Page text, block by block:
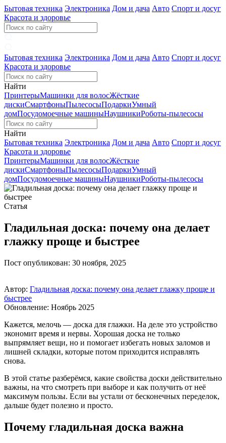
Бытовая техника Электроника Дом и дача Авто Спорт и досуг
Красота и здоровье
Бытовая техника Электроника Дом и дача Авто Спорт и досуг
Красота и здоровье
Найти
ПринтерыМашинки для волосЖёсткие
дискиСмартфоныПылесосыПодаркиУмный
домПосудомоечные машиныНаушникиРоботы-пылесосы
Найти
Бытовая техника Электроника Дом и дача Авто Спорт и досуг
Красота и здоровье
ПринтерыМашинки для волосЖёсткие
дискиСмартфоныПылесосыПодаркиУмный
домПосудомоечные машиныНаушникиРоботы-пылесосы
Статья
Гладильная доска: почему она делает
глажку проще и быстрее
Пост опубликован: 30 ноября, 2025
Автор: Гладильная доска: почему она делает глажку проще и
быстрее
Обновление: Ноябрь 2025
Кажется, мелочь — доска для глажки. На деле это устройство
экономит время и нервы. Хорошая доска не только
выпрямляет вещи, но и помогает избегать новых заломов и
лишней складки, которые потом приходится исправлять
снова.
В этой статье разберёмся, какие свойства доски действительно
важны, на что смотреть при выборе и как получить от неё
максимум пользы. Если вы устали от бесконечных переделок,
дальше будет полезно и просто.
Почему гладильная доска важна